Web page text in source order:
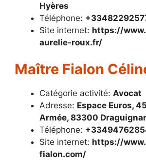
Hyères
Téléphone:
Site internet: https://
aurelie-roux.fr/
Maître Fialon
Catégorie activité: Avocat
Adresse: Espace Euros,
Armée, 83300
Téléphone:
Site internet: https://
fialon.com/